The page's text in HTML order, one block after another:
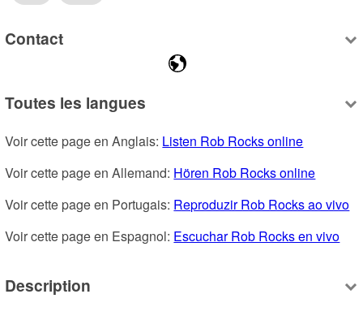
Contact
Toutes les langues
Voir cette page en Anglais: Listen Rob Rocks online
Voir cette page en Allemand: Hören Rob Rocks online
Voir cette page en Portugais: Reproduzir Rob Rocks ao vivo
Voir cette page en Espagnol: Escuchar Rob Rocks en vivo
Description